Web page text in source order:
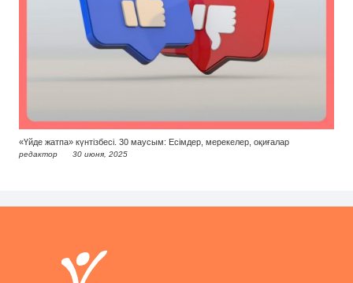
«Үйде жатпа» күнтізбесі. 30 маусым: Есімдер, мерекелер, оқиғалар
редактор 30 июня, 2025